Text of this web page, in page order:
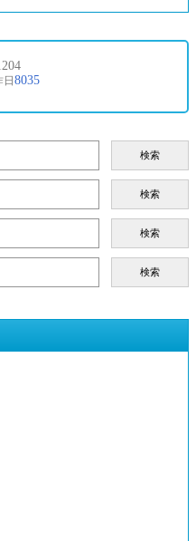
検索
検索
検索
検索